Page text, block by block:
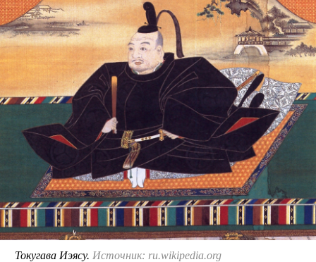
Токугава Иэясу. Источник: ru.wikipedia.org